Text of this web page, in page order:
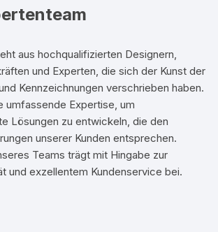
aus hochqualifizierten Designern,
und Experten, die sich der Kunst der
Kennzeichnungen verschrieben haben.
umfassende Expertise, um
Lösungen zu entwickeln, die den
unserer Kunden entsprechen.
Teams trägt mit Hingabe zur
und exzellentem Kundenservice bei.